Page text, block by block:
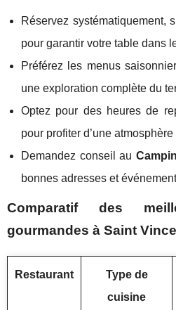
Réservez systématiquement,
pour garantir votre table dans
Préférez les menus
une exploration complète du
Optez pour des heures de
pour profiter d’une
Demandez conseil au
bonnes adresses et
Comparatif des
gourmandes à Saint
Restaurant
Type de
cuisine